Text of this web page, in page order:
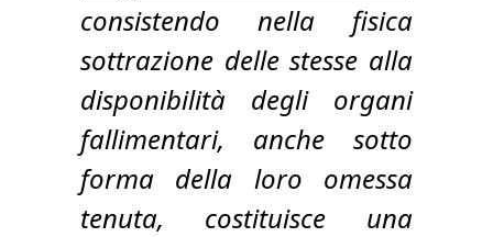
consistendo nella fisica
sottrazione delle stesse alla
disponibilità degli organi
fallimentari, anche sotto
forma della loro omessa
tenuta, costituisce una